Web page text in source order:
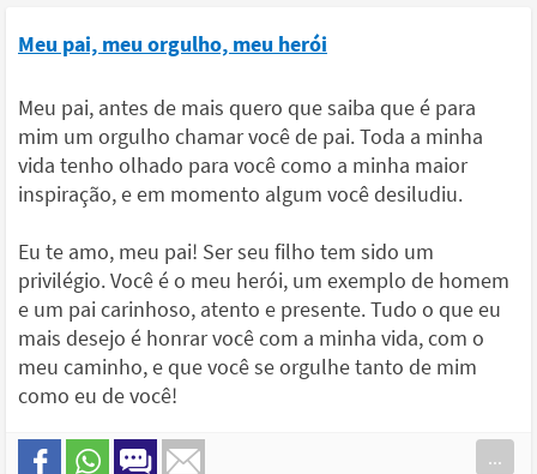
Meu pai, meu orgulho, meu herói
Meu pai, antes de mais quero que saiba que é para
mim um orgulho chamar você de pai. Toda a minha
vida tenho olhado para você como a minha maior
inspiração, e em momento algum você desiludiu.
Eu te amo, meu pai! Ser seu filho tem sido um
privilégio. Você é o meu herói, um exemplo de homem
e um pai carinhoso, atento e presente. Tudo o que eu
mais desejo é honrar você com a minha vida, com o
meu caminho, e que você se orgulhe tanto de mim
como eu de você!
...